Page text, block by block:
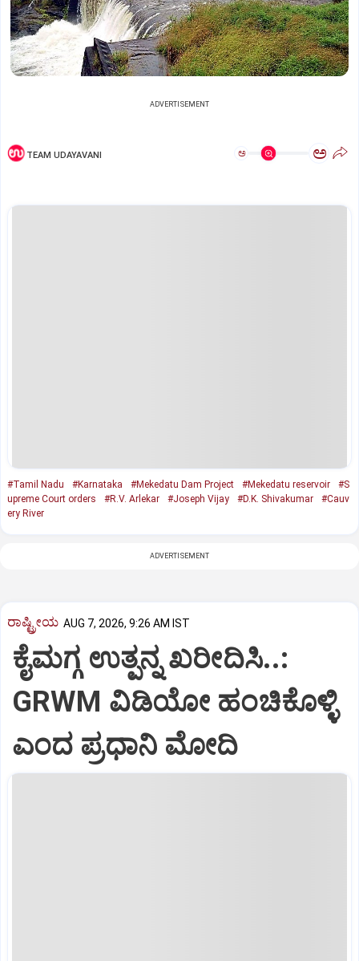
ADVERTISEMENT
TEAM UDAYAVANI ಅ ಅ
#Tamil Nadu #Karnataka #Mekedatu Dam Project #Mekedatu reservoir
#S
upreme Court orders
#R.V. Arlekar #Joseph Vijay #D.K. Shivakumar
#Cauv
ery River
ADVERTISEMENT
ರಾಷ್ಟ್ರೀಯ AUG 7, 2026, 9:26 AM IST
ಕೈಮಗ್ಗ ಉತ್ಪನ್ನ ಖರೀದಿಸಿ..:
GRWM ವಿಡಿಯೋ ಹಂಚಿಕೊಳ್ಳಿ
ಎಂದ ಪ್ರಧಾನಿ ಮೋದಿ